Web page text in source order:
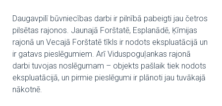
Daugavpilī būvniecības darbi ir pilnībā pabeigti jau četros
pilsētas rajonos. Jaunajā Forštatē, Esplanādē, Ķīmijas
rajonā un Vecajā Forštatē tīkls ir nodots ekspluatācijā un
ir gatavs pieslēgumiem. Arī Viduspoguļankas rajonā
darbi tuvojas noslēgumam – objekts pašlaik tiek nodots
ekspluatācijā, un pirmie pieslēgumi ir plānoti jau tuvākajā
nākotnē.